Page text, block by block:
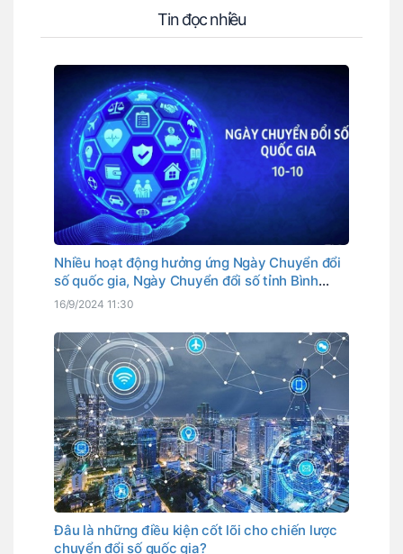
Tin đọc nhiều
Nhiều hoạt động hưởng ứng Ngày Chuyển đổi
số quốc gia, Ngày Chuyển đổi số tỉnh Bình
Thuận
16/9/2024 11:30
Đâu là những điều kiện cốt lõi cho chiến lược
chuyển đổi số quốc gia?